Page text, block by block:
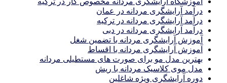
درآمد آرایشگری مردانه در عمان
درآمد آرایشگری مردانه در ترکیه
درآمد آرایشگری مردانه در دبی
آموزش آرایشگری مردانه با تضمین شغل
آموزش آرایشگری مردانه با اقساط
بهترین مدل مو برای صورت های مستطیلی مردانه
مدل موی کلاسیک مردانه با ریش
دوره آرایشگری ویژه شاغلین